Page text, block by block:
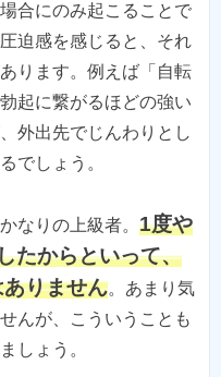
合にのみ起こることで
迫感を感じると、それ
ります。例えば「自転
起に繋がるほどの強い
外出先でじんわりとし
でしょう。
なりの上級者。 1度や
たからといって、
りません。あまり気
んが、こういうことも
しょう。